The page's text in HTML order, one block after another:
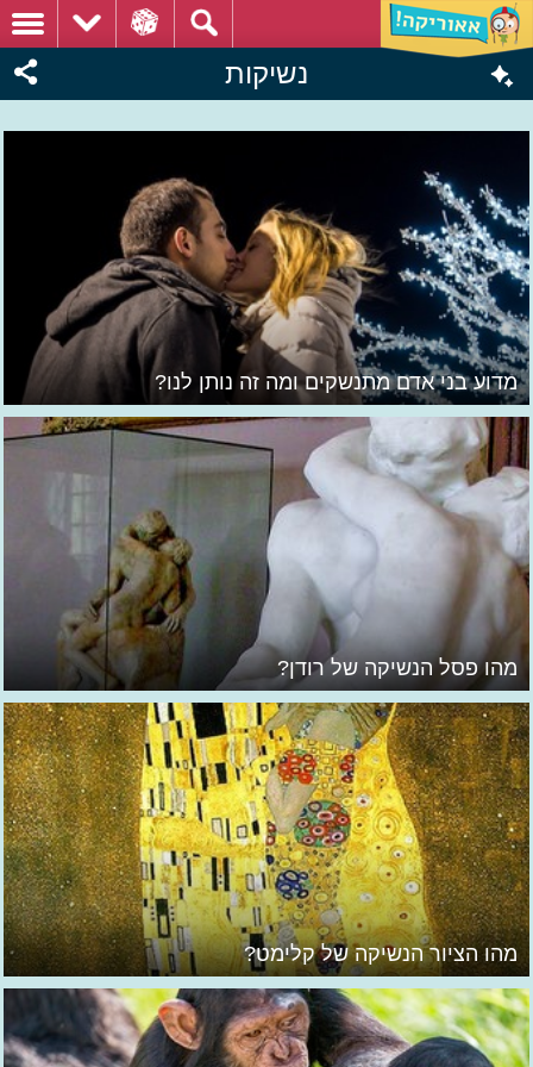
נשיקות
מדוע בני אדם מתנשקים ומה זה נותן לנו?
מהו פסל הנשיקה של רודן?
מהו הציור הנשיקה של קלימט?